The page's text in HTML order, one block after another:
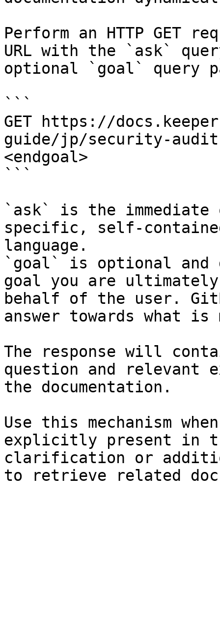
Perform an HTTP GET
URL with the `ask`
optional `goal` query
```
GET https://
guide/jp/security-
<endgoal>
```
`ask` is the
specific, self-
language.
`goal` is optional and
goal you are
behalf of the user.
answer towards what
The response will
question and relevant
the documentation.
Use this mechanism
explicitly present in
clarification or